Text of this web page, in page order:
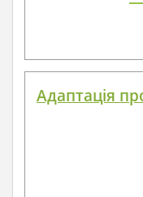
Адаптація